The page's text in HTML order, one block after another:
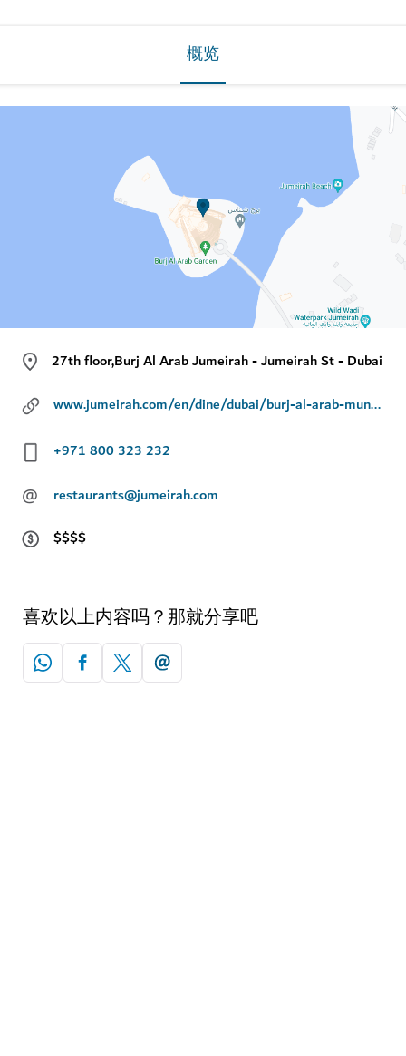
概览
27th floor,Burj Al Arab Jumeirah - Jumeirah St - Dubai
www.jumeirah.com/en/dine/dubai/burj-al-arab-muntaha
+971 800 323 232
@
restaurants@jumeirah.com
$$$$
喜欢以上内容吗？那就分享吧